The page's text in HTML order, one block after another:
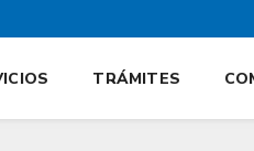
TRÁMITES